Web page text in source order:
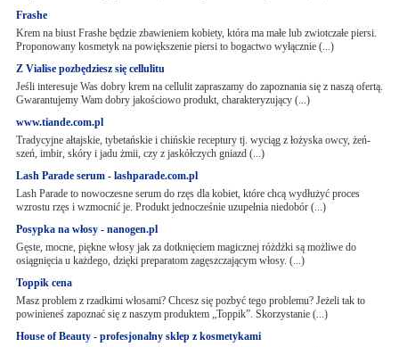
Frashe
Krem na biust Frashe będzie zbawieniem kobiety, która ma małe lub zwiotczałe piersi.
Proponowany kosmetyk na powiększenie piersi to bogactwo wyłącznie (...)
Z Vialise pozbędziesz się cellulitu
Jeśli interesuje Was dobry krem na cellulit zapraszamy do zapoznania się z naszą ofertą.
Gwarantujemy Wam dobry jakościowo produkt, charakteryzujący (...)
www.tiande.com.pl
Tradycyjne ałtajskie, tybetańskie i chińskie receptury tj. wyciąg z łożyska owcy, żeń-
szeń, imbir, skóry i jadu żmii, czy z jaskółczych gniazd (...)
Lash Parade serum - lashparade.com.pl
Lash Parade to nowoczesne serum do rzęs dla kobiet, które chcą wydłużyć proces
wzrostu rzęs i wzmocnić je. Produkt jednocześnie uzupełnia niedobór (...)
Posypka na włosy - nanogen.pl
Gęste, mocne, piękne włosy jak za dotknięciem magicznej różdżki są możliwe do
osiągnięcia u każdego, dzięki preparatom zagęszczającym włosy. (...)
Toppik cena
Masz problem z rzadkimi włosami? Chcesz się pozbyć tego problemu? Jeżeli tak to
powinieneś zapoznać się z naszym produktem „Toppik”. Skorzystanie (...)
House of Beauty - profesjonalny sklep z kosmetykami